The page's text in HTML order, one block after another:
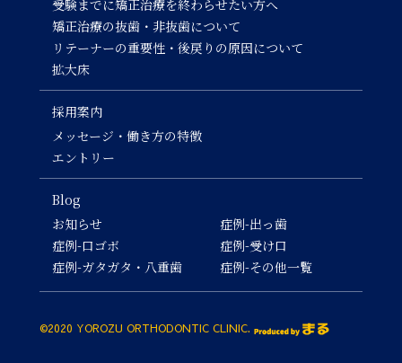
受験までに矯正治療を終わらせたい方へ
矯正治療の抜歯・非抜歯について
リテーナーの重要性・後戻りの原因について
拡大床
採用案内
メッセージ・働き方の特徴
エントリー
Blog
お知らせ
症例-口ゴボ
症例-ガタガタ・八重歯
症例-出っ歯
症例-受け口
症例-その他一覧
©2020 YOROZU ORTHODONTIC CLINIC.